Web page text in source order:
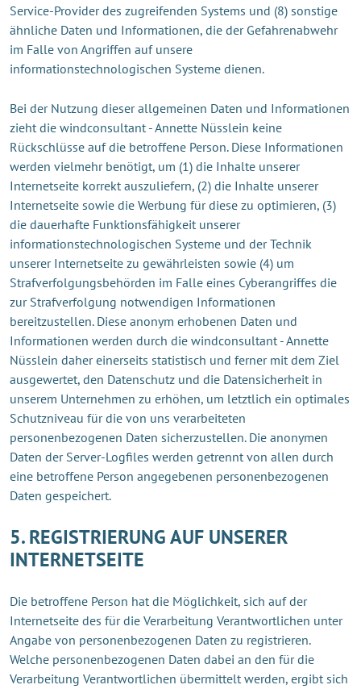
Service-Provider des zugreifenden Systems und (8) sonstige
ähnliche Daten und Informationen, die der Gefahrenabwehr
im Falle von Angriffen auf unsere
informationstechnologischen Systeme dienen.
Bei der Nutzung dieser allgemeinen Daten und Informationen
zieht die windconsultant - Annette Nüsslein keine
Rückschlüsse auf die betroffene Person. Diese Informationen
werden vielmehr benötigt, um (1) die Inhalte unserer
Internetseite korrekt auszuliefern, (2) die Inhalte unserer
Internetseite sowie die Werbung für diese zu optimieren, (3)
die dauerhafte Funktionsfähigkeit unserer
informationstechnologischen Systeme und der Technik
unserer Internetseite zu gewährleisten sowie (4) um
Strafverfolgungsbehörden im Falle eines Cyberangriffes die
zur Strafverfolgung notwendigen Informationen
bereitzustellen. Diese anonym erhobenen Daten und
Informationen werden durch die windconsultant - Annette
Nüsslein daher einerseits statistisch und ferner mit dem Ziel
ausgewertet, den Datenschutz und die Datensicherheit in
unserem Unternehmen zu erhöhen, um letztlich ein optimales
Schutzniveau für die von uns verarbeiteten
personenbezogenen Daten sicherzustellen. Die anonymen
Daten der Server-Logfiles werden getrennt von allen durch
eine betroffene Person angegebenen personenbezogenen
Daten gespeichert.
5. REGISTRIERUNG AUF UNSERER
INTERNETSEITE
Die betroffene Person hat die Möglichkeit, sich auf der
Internetseite des für die Verarbeitung Verantwortlichen unter
Angabe von personenbezogenen Daten zu registrieren.
Welche personenbezogenen Daten dabei an den für die
Verarbeitung Verantwortlichen übermittelt werden, ergibt sich